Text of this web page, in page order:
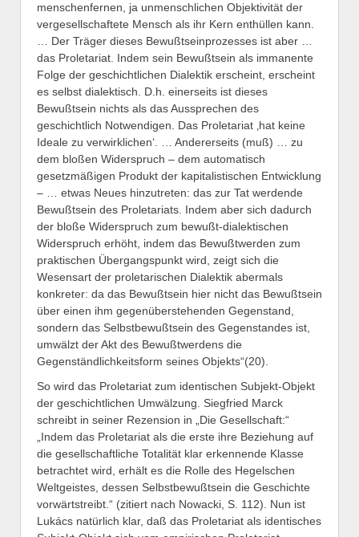
menschenfernen, ja unmenschlichen Objektivität der
vergesellschaftete Mensch als ihr Kern enthüllen kann.
… Der Träger dieses Bewußtseinprozesses ist aber …
das Proletariat. Indem sein Bewußtsein als immanente
Folge der geschichtlichen Dialektik erscheint, erscheint
es selbst dialektisch. D.h. einerseits ist dieses
Bewußtsein nichts als das Aussprechen des
geschichtlich Notwendigen. Das Proletariat ‚hat keine
Ideale zu verwirklichen‘. … Andererseits (muß) … zu
dem bloßen Widerspruch – dem automatisch
gesetzmäßigen Produkt der kapitalistischen Entwicklung
– … etwas Neues hinzutreten: das zur Tat werdende
Bewußtsein des Proletariats. Indem aber sich dadurch
der bloße Widerspruch zum bewußt-dialektischen
Widerspruch erhöht, indem das Bewußtwerden zum
praktischen Übergangspunkt wird, zeigt sich die
Wesensart der proletarischen Dialektik abermals
konkreter: da das Bewußtsein hier nicht das Bewußtsein
über einen ihm gegenüberstehenden Gegenstand,
sondern das Selbstbewußtsein des Gegenstandes ist,
umwälzt der Akt des Bewußtwerdens die
Gegenständlichkeitsform seines Objekts“(20).
So wird das Proletariat zum identischen Subjekt-Objekt
der geschichtlichen Umwälzung. Siegfried Marck
schreibt in seiner Rezension in „Die Gesellschaft:“
„Indem das Proletariat als die erste ihre Beziehung auf
die gesellschaftliche Totalität klar erkennende Klasse
betrachtet wird, erhält es die Rolle des Hegelschen
Weltgeistes, dessen Selbstbewußtsein die Geschichte
vorwärtstreibt.“ (zitiert nach Nowacki, S. 112). Nun ist
Lukács natürlich klar, daß das Proletariat als identisches